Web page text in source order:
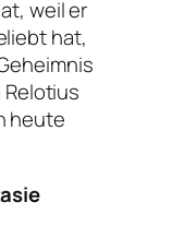
weil er
hat,
Relotius
heute